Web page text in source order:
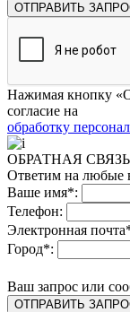
ОТПРАВИТЬ
Нажимая кнопку
согласие на
обработку
ОБРАТНАЯ СВЯЗЬ
Ответим на любые
Ваше имя*:
Телефон:
Электронная
Город*:
Ваш запрос или
ОТПРАВИТЬ